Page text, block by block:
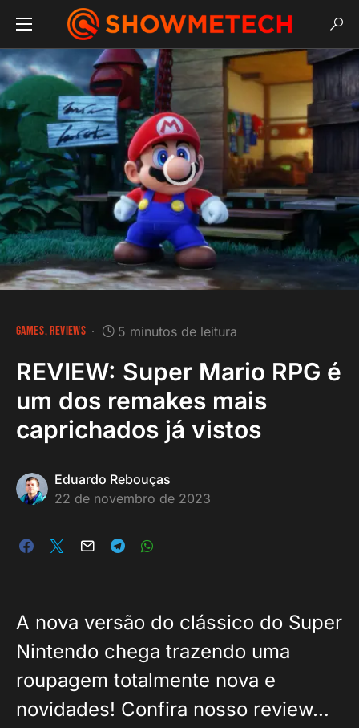
GAMES REVIEWS 5 minutos de leitura
REVIEW: Super Mario RPG é
um dos remakes mais
caprichados já vistos
Eduardo Rebouças
22 de novembro de 2023
A nova versão do clássico do Super
Nintendo chega trazendo uma
roupagem totalmente nova e
novidades! Confira nosso review…